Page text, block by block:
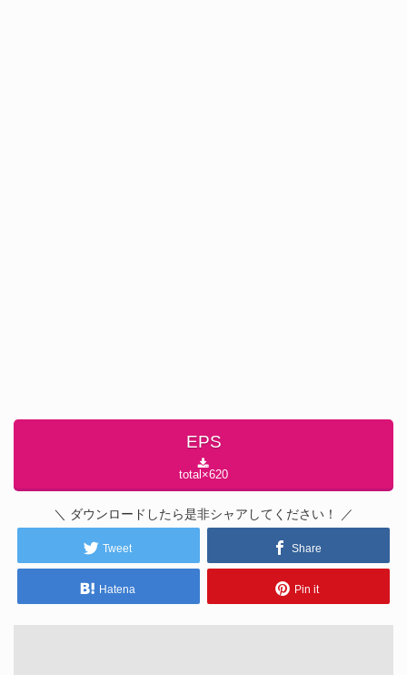
EPS
total×620
＼ ダウンロードしたら是非シャアしてください！ ／
Tweet Share
Hatena Pin it